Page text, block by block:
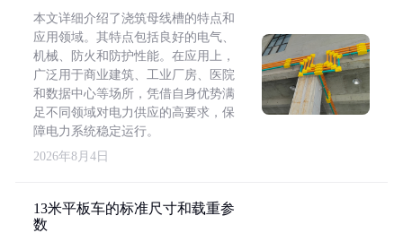
本文详细介绍了浇筑母线槽的特点和
应用领域。其特点包括良好的电气、
机械、防火和防护性能。在应用上，
广泛用于商业建筑、工业厂房、医院
和数据中心等场所，凭借自身优势满
足不同领域对电力供应的高要求，保
障电力系统稳定运行。
2026年8月4日
13米平板车的标准尺寸和载重参
数